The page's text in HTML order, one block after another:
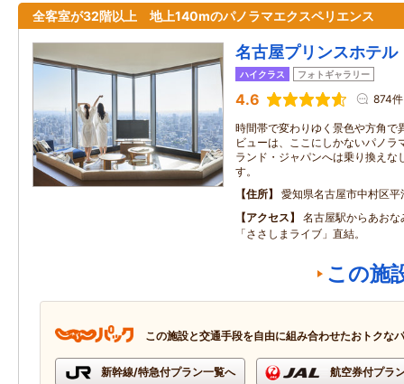
全客室が32階以上 地上140mのパノラマエクスペリエンス
名古屋プリンスホテ
ハイクラス フォトギャラリー
4.6 874件
時間帯で変わりゆく景色や方角で
ビューは、ここにしかないパノラ
ランド・ジャパンへは乗り換えな
す。
住所
愛知県名古屋市中村区
アクセス
名古屋駅からあお
「ささしまライブ」直結。
この施
この施設と交通手段を自由に組み合わせたおトクな
新幹線/特急付プラン一覧へ 航空券付プラ